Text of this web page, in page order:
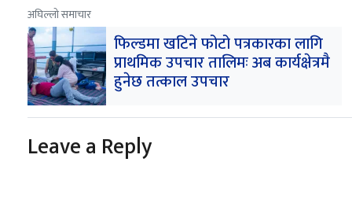
अघिल्लो समाचार
फिल्डमा खटिने फोटो पत्रकारका लागि
प्राथमिक उपचार तालिमः अब कार्यक्षेत्रमै
हुनेछ तत्काल उपचार
Leave a Reply